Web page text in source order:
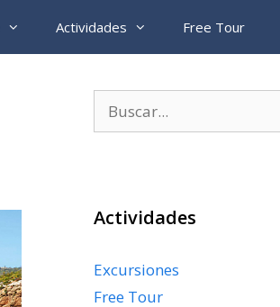
Actividades Free Tour
Actividades
Excursiones
Free Tour